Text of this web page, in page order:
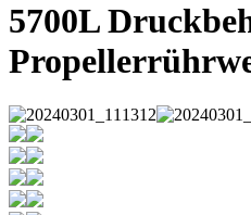
5700L